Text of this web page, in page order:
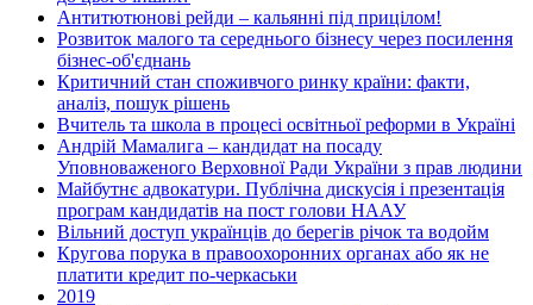
Антитютюнові рейди – кальянні під прицілом!
Розвиток малого та середнього бізнесу через посилення
бізнес-об'єднань
Критичний стан споживчого ринку країни: факти,
аналіз, пошук рішень
Вчитель та школа в процесі освітньої реформи в Україні
Андрій Мамалига – кандидат на посаду
Уповноваженого Верховної Ради України з прав людини
Майбутнє адвокатури. Публічна дискусія і презентація
програм кандидатів на пост голови НААУ
Вільний доступ українців до берегів річок та водойм
Кругова порука в правоохоронних органах або як не
платити кредит по-черкаськи
2019